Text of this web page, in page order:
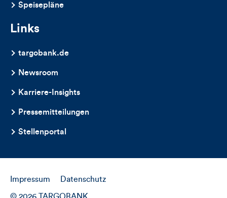
Speisepläne
Links
targobank.de
Newsroom
Karriere-Insights
Pressemitteilungen
Stellenportal
Impressum Datenschutz
© 2026 TARGOBANK